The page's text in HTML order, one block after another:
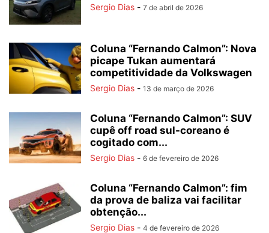
Sergio Dias - 7 de abril de 2026
Coluna “Fernando Calmon”: Nova
picape Tukan aumentará
competitividade da Volkswagen
Sergio Dias - 13 de março de 2026
Coluna “Fernando Calmon”: SUV
cupê off road sul-coreano é
cogitado com...
Sergio Dias - 6 de fevereiro de 2026
Coluna “Fernando Calmon”: fim
da prova de baliza vai facilitar
obtenção...
Sergio Dias - 4 de fevereiro de 2026